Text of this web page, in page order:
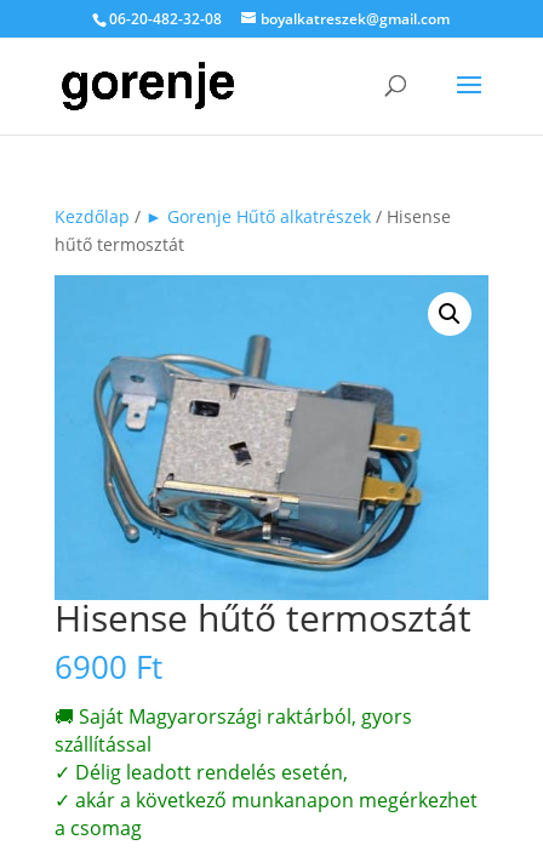
06-20-482-32-08 boyalkatreszek@gmail.com
Kezdőlap / ► Gorenje Hűtő alkatrészek/ Hisense
hűtő termosztát
Hisense hűtő termosztát
6900 Ft
🚚 Saját Magyarországi raktárból, gyors
szállítással
✓ Délig leadott rendelés esetén,
✓ akár a következő munkanapon megérkezhet
a csomag